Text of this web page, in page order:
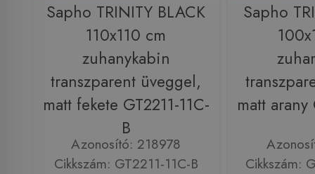
Sapho TRINITY BLACK
110x110 cm
zuhanykabin
transzparent üveggel,
matt fekete GT2211-11C-
B
Azonosító: 218978
Cikkszám: GT2211-11C-B
Sapho
matt arany
Cikkszám: